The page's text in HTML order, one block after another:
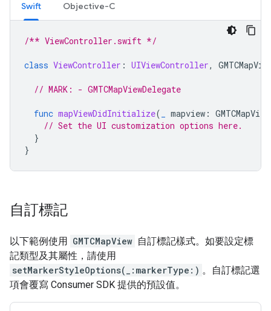
Swift Objective-C
/** ViewController.swift */
class ViewController : UIViewController,
// MARK: - GMTCMapViewDelegate
func mapViewDidInitialize( mapview : GMTCMapView
// Set the UI customization options here.
}
}
自訂標記
以下範例使用 GMTCMapView 自訂標記樣式。如要設定標
記類型及其屬性，請使用
setMarkerStyleOptions(_:markerType:) 。自訂標記選
項會覆寫 Consumer SDK 提供的預設值。